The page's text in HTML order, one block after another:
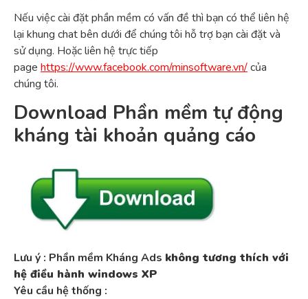
Nếu việc cài đặt phần mềm có vấn đề thì bạn có thể liên hệ
lại khung chat bên dưới để chúng tôi hỗ trợ bạn cài đặt và
sử dụng. Hoặc liên hệ trực tiếp
page https://www.facebook.com/minsoftware.vn/của
chúng tôi.
Download Phần mềm tự động
kháng tài khoản quảng cáo
Lưu ý : Phần mềm Kháng Ads không tương thích với
hệ điều hành windows XP
Yêu cầu hệ thống :